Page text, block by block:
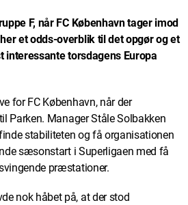
F, når FC København tager imod
et odds-overblik til det opgør og et
interessante torsdagens Europa
for FC København, når der
Parken. Manager Ståle Solbakken
stabiliteten og få organisationen
sæsonstart i Superligaen med få
præstationer.
nok håbet på, at der stod